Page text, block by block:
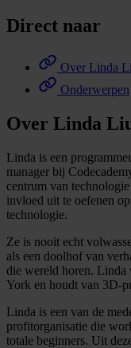
Direct naar
Over Linda
Onderwerpen
Over Linda
Linda is een
manager bij
centrum van
invloed uit te oefenen
technologie.
Ze is nooit echt
als een doolhof van
die wereld horen. Linda
York en houdt van 3D-
Linda is een van de
profitorganisatie die
totale beginners. Uit